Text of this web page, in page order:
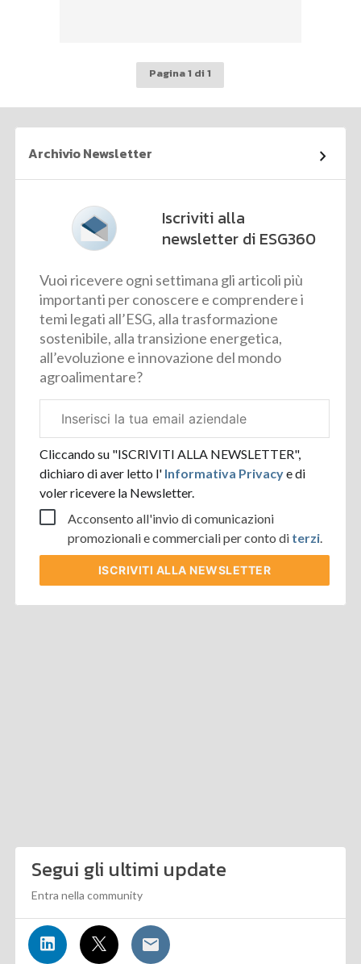
Pagina 1 di 1
Archivio Newsletter
Iscriviti alla
newsletter di ESG360
Vuoi ricevere ogni settimana gli articoli più
importanti per conoscere e comprendere i
temi legati all’ESG, alla trasformazione
sostenibile, alla transizione energetica,
all’evoluzione e innovazione del mondo
agroalimentare?
aziendale
Cliccando su "ISCRIVITI ALLA NEWSLETTER",
dichiaro di aver letto l' Informativa Privacye di
voler ricevere la Newsletter.
Acconsento all'invio di comunicazioni
promozionali e commerciali per conto di terzi.
ISCRIVITI ALLA NEWSLETTER
Segui gli ultimi update
Entra nella community